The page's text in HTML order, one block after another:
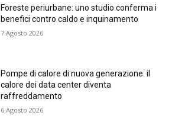
Foreste periurbane: uno studio conferma i
benefici contro caldo e inquinamento
7 Agosto 2026
Pompe di calore di nuova generazione: il
calore dei data center diventa
raffreddamento
6 Agosto 2026